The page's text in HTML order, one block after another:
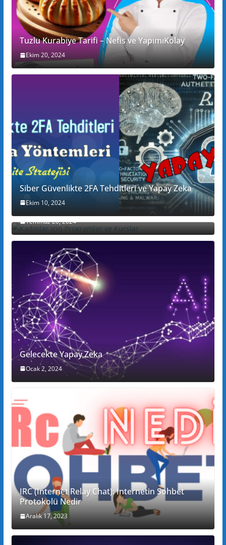
Tuzlu Kurabiye Tarifi – Nefis ve YapımıKolay
Ekim 20, 2024
Siber Güvenlikte 2FA Tehditleri ve Yapay Zeka
Ekim 10, 2024
Kadınlar için Programlar ve Kurslar
Temmuz 20, 2024
Gelecekte Yapay Zeka
Ocak 2, 2024
IRC (Internet Relay Chat): İnternetin Sohbet
Protokolü Nedir
Aralık 17, 2023